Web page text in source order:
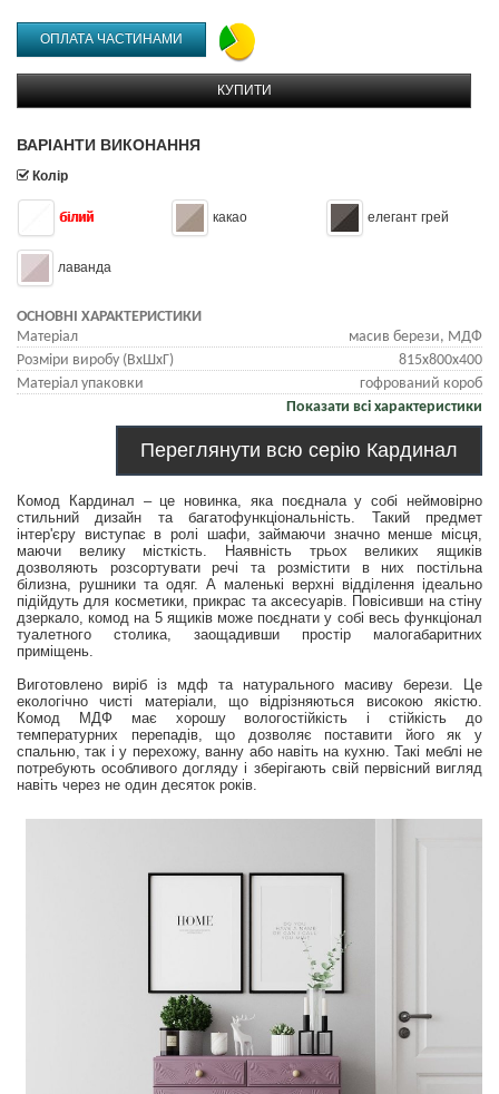
ОПЛАТА ЧАСТИНАМИ
КУПИТИ
ВАРІАНТИ ВИКОНАННЯ
Колір
білий какао елегант грей
лаванда
ОСНОВНІ ХАРАКТЕРИСТИКИ
Матеріал
масив берези, МДФ
Розміри виробу (ВхШхГ)
815х800х400
Матеріал упаковки
гофрований короб
Показати всі характеристики
Переглянути всю серію Кардинал
Комод Кардинал – це новинка, яка поєднала у собі неймовірно
стильний дизайн та багатофункціональність. Такий предмет
інтер'єру виступає в ролі шафи, займаючи значно менше місця,
маючи велику місткість. Наявність трьох великих ящиків
дозволяють розсортувати речі та розмістити в них постільна
білизна, рушники та одяг. А маленькі верхні відділення ідеально
підійдуть для косметики, прикрас та аксесуарів. Повісивши на стіну
дзеркало, комод на 5 ящиків може поєднати у собі весь функціонал
туалетного столика, заощадивши простір малогабаритних
приміщень.
Виготовлено виріб із мдф та натурального масиву берези. Це
екологічно чисті матеріали, що відрізняються високою якістю.
Комод МДФ має хорошу вологостійкість і стійкість до
температурних перепадів, що дозволяє поставити його як у
спальню, так і у перехожу, ванну або навіть на кухню. Такі меблі не
потребують особливого догляду і зберігають свій первісний вигляд
навіть через не один десяток років.